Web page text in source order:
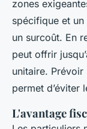
zones
spécifique et un
un surcoût. En
peut offrir
unitaire.
permet d’éviter
L'avantage